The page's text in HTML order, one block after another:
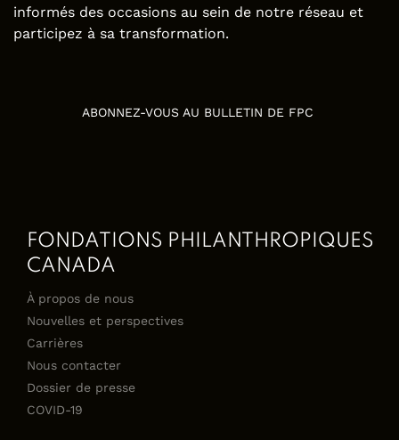
informés des occasions au sein de notre réseau et
participez à sa transformation.
ABONNEZ-VOUS AU BULLETIN DE FPC
FONDATIONS PHILANTHROPIQUES
CANADA
À propos de nous
Nouvelles et perspectives
Carrières
Nous contacter
Dossier de presse
COVID-19